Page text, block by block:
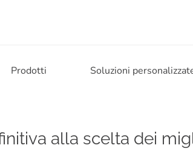
Prodotti Soluzioni
alla scelta dei